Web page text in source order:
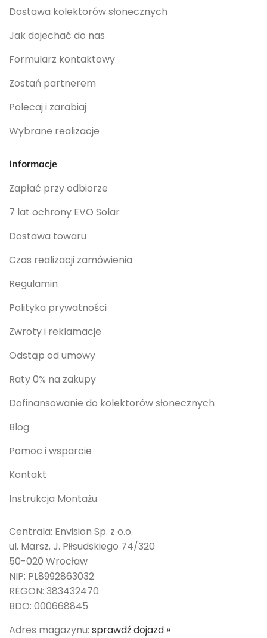
Dostawa kolektorów słonecznych
Jak dojechać do nas
Formularz kontaktowy
Zostań partnerem
Polecaj i zarabiaj
Wybrane realizacje
Informacje
Zapłać przy odbiorze
7 lat ochrony EVO Solar
Dostawa towaru
Czas realizacji zamówienia
Regulamin
Polityka prywatności
Zwroty i reklamacje
Odstąp od umowy
Raty 0% na zakupy
Dofinansowanie do kolektorów słonecznych
Blog
Pomoc i wsparcie
Kontakt
Instrukcja Montażu
Centrala: Envision Sp. z o.o.
ul. Marsz. J. Piłsudskiego 74/320
50-020 Wrocław
NIP: PL8992863032
REGON: 383432470
BDO: 000668845
Adres magazynu: sprawdź dojazd »